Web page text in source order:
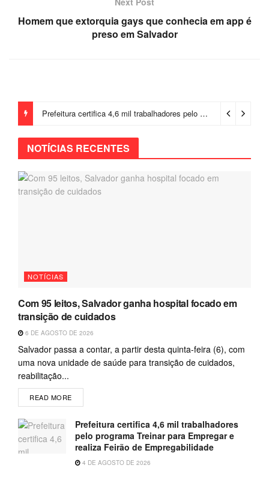
Homem que extorquia gays que conhecia em app é
preso em Salvador
Prefeitura certifica 4,6 mil trabalhadores pelo programa Treinar para Empregar e realiza Feirão de Empregabilidade
NOTÍCIAS RECENTES
NOTÍCIAS
Com 95 leitos, Salvador ganha hospital focado em
transição de cuidados
6 DE AGOSTO DE 2026
Salvador passa a contar, a partir desta quinta-feira (6), com
uma nova unidade de saúde para transição de cuidados,
reabilitação...
READ MORE
Prefeitura certifica 4,6 mil trabalhadores
pelo programa Treinar para Empregar e
realiza Feirão de Empregabilidade
4 DE AGOSTO DE 2026